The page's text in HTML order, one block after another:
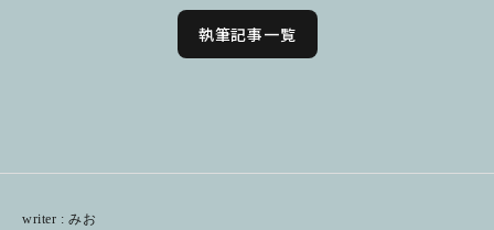
執筆記事一覧
writer : みお